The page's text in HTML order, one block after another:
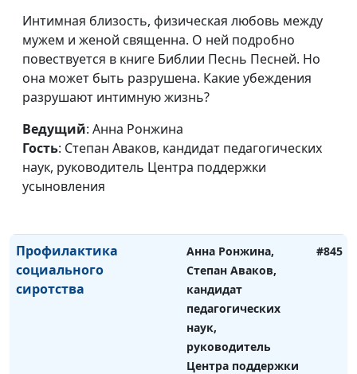
Интимная близость, физическая любовь между
мужем и женой священна. О ней подробно
повествуется в книге Библии Песнь Песней. Но
она может быть разрушена. Какие убеждения
разрушают интимную жизнь?
Ведущий: Анна Ронжина
Гость: Степан Аваков, кандидат педагогических
наук, руководитель Центра поддержки
усыновления
Из чего стоит понятие
имиджа
Юлия Синицына,
Айгуль Иншакова,
психолог
Что такое выученная
беспомощность и как
узнать её в себе
психолог
Интуиция - существует
ли она?
Юлия Синицына,
Профилактика
социального
сиротства
Анна Ронжина,
Степан Аваков,
кандидат
педагогических
наук,
руководитель
Центра поддержки
#845